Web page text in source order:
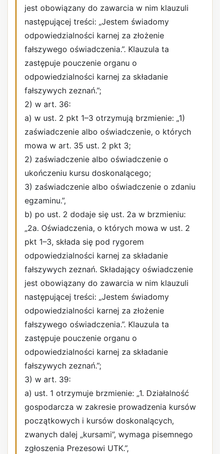
jest obowiązany do zawarcia w nim klauzuli
następującej treści: „Jestem świadomy
odpowiedzialności karnej za złożenie
fałszywego oświadczenia.”. Klauzula ta
zastępuje pouczenie organu o
odpowiedzialności karnej za składanie
fałszywych zeznań.”;
2) w art. 36:
a) w ust. 2 pkt 1–3 otrzymują brzmienie: „1)
zaświadczenie albo oświadczenie, o których
mowa w art. 35 ust. 2 pkt 3;
2) zaświadczenie albo oświadczenie o
ukończeniu kursu doskonalącego;
3) zaświadczenie albo oświadczenie o zdaniu
egzaminu.”,
b) po ust. 2 dodaje się ust. 2a w brzmieniu:
„2a. Oświadczenia, o których mowa w ust. 2
pkt 1–3, składa się pod rygorem
odpowiedzialności karnej za składanie
fałszywych zeznań. Składający oświadczenie
jest obowiązany do zawarcia w nim klauzuli
następującej treści: „Jestem świadomy
odpowiedzialności karnej za złożenie
fałszywego oświadczenia.”. Klauzula ta
zastępuje pouczenie organu o
odpowiedzialności karnej za składanie
fałszywych zeznań.”;
3) w art. 39:
a) ust. 1 otrzymuje brzmienie: „1. Działalność
gospodarcza w zakresie prowadzenia kursów
początkowych i kursów doskonalących,
zwanych dalej „kursami”, wymaga pisemnego
zgłoszenia Prezesowi UTK.”,